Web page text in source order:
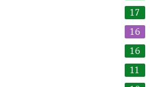
17
16
16
11